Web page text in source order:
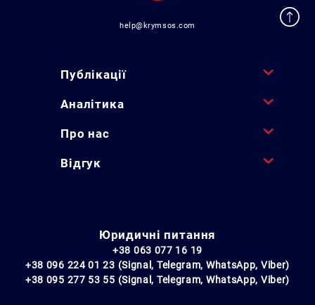
help@krymsos.com
Публікації
Аналітика
Про нас
Відгук
Юридичні питання
+38 063 077 16 19
+38 096 224 01 23 (Signal, Telegram, WhatsApp, Viber)
+38 095 277 53 55 (Signal, Telegram, WhatsApp, Viber)